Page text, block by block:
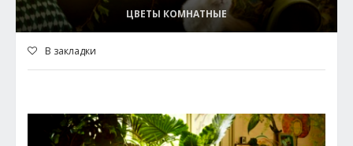
ЦВЕТЫ КОМНАТНЫЕ
В закладки